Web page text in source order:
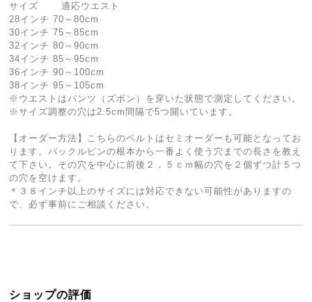
サイズ 適応ウエスト
28インチ 70～80cm
30インチ 75～85cm
32インチ 80～90cm
34インチ 85～95cm
36インチ 90～100cm
38インチ 95～105cm
※ウエストはパンツ（ズボン）を穿いた状態で測定してください。
※サイズ調整の穴は2.5cm間隔で5つ開いています。
【オーダー方法】こちらのベルトはセミオーダーも可能となってお
ります。バックルピンの根本から一番よく使う穴までの長さを教え
て下さい。その穴を中心に前後２．５ｃｍ幅の穴を２個ずつ計５つ
の穴を空けます。
＊３８インチ以上のサイズには対応できない可能性がありますの
で、必ず事前にご相談ください。
ショップの評価